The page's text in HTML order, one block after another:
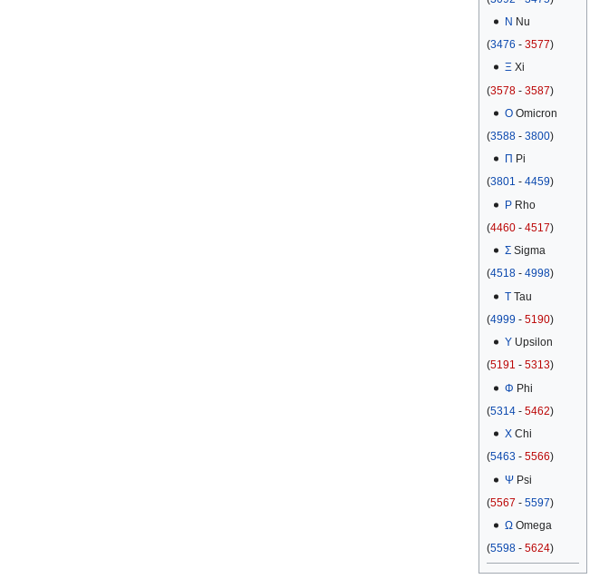
Ν Nu
(3476 - 3577)
ΞXi
(3578 - 3587)
ΟOmicron
(3588 - 3800)
Π Pi
(3801 - 4459)
ΡRho
(4460 - 4517)
ΣSigma
(4518 - 4998)
ΤTau
(4999 - 5190)
ΥUpsilon
(5191 - 5313)
Φ Phi
(5314 - 5462)
ΧChi
(5463 - 5566)
ΨPsi
(5567 - 5597)
ΩOmega
(5598 - 5624)